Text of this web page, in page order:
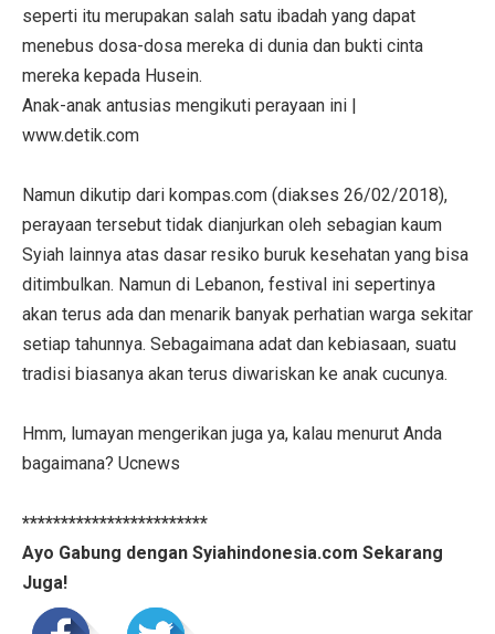
seperti itu merupakan salah satu ibadah yang dapat
menebus dosa-dosa mereka di dunia dan bukti cinta
mereka kepada Husein.
Anak-anak antusias mengikuti perayaan ini |
www.detik.com
Namun dikutip dari kompas.com (diakses 26/02/2018),
perayaan tersebut tidak dianjurkan oleh sebagian kaum
Syiah lainnya atas dasar resiko buruk kesehatan yang bisa
ditimbulkan. Namun di Lebanon, festival ini sepertinya
akan terus ada dan menarik banyak perhatian warga sekitar
setiap tahunnya. Sebagaimana adat dan kebiasaan, suatu
tradisi biasanya akan terus diwariskan ke anak cucunya.
Hmm, lumayan mengerikan juga ya, kalau menurut Anda
bagaimana? Ucnews
************************
Ayo Gabung dengan Syiahindonesia.com Sekarang
Juga!